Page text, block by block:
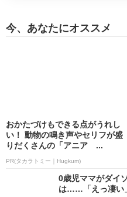
今、あなたにオススメ
おかたづけもできる点がうれし
い！ 動物の鳴き声やセリフが盛
りだくさんの「アニア ...
PR(タカラトミー｜Hugkum)
0歳児ママがダイ
は……「えっ凄い